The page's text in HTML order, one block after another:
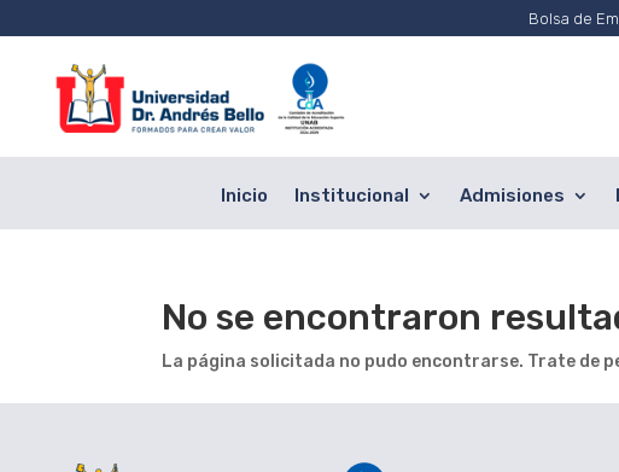
Bolsa de
Inicio Institucional Admisiones
No se encontraron
La página solicitada no pudo encontrarse. Trate de